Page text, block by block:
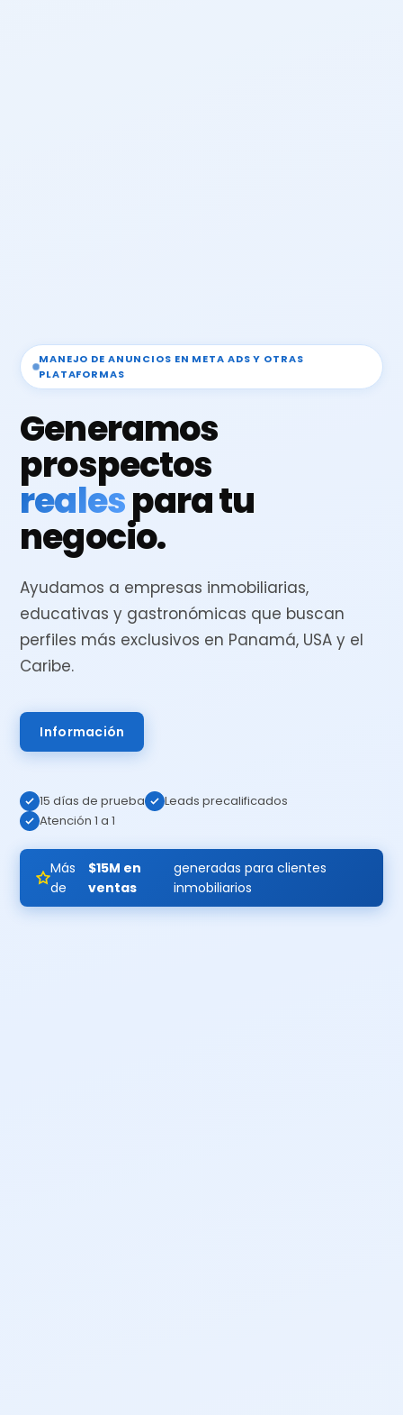
MANEJO DE ANUNCIOS EN META ADS Y OTRAS
PLATAFORMAS
Generamos
prospectos
realespara tu
negocio.
Ayudamos a empresas inmobiliarias,
educativas y gastronómicas que buscan
perfiles más exclusivos en Panamá, USA y el
Caribe.
Información
15 días de prueba
Leads precalificados
Atención 1 a 1
Más
de
$15M en
ventas
generadas para clientes
inmobiliarios